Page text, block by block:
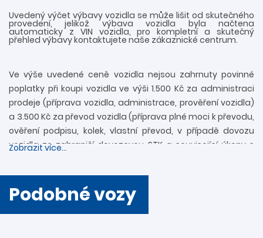
Uvedený výčet výbavy vozidla se může lišit od skutečného
provedení, jelikož výbava vozidla byla načtena
automaticky z VIN vozidla, pro kompletní a skutečný
přehled výbavy kontaktujete naše zákaznické centrum.
Ve výše uvedené ceně vozidla nejsou zahrnuty povinné
poplatky při koupi vozidla ve výši 1.500 Kč za administraci
prodeje (příprava vozidla, administrace, prověření vozidla)
a 3.500 Kč za převod vozidla (příprava plné moci k převodu,
ověření podpisu, kolek, vlastní převod, v případě dovozu
vozidla ze zahraničí dovozovou STK a související úkony s
prostřednictvím zákaznické linky 739 34 34 34 či přímo v
provozovně. Nejedná se o návrh na uzavření smlouvy
(nabídky) ve smyslu § 1731 a § 1732 zákona č. 89/2012 Sb.,
Občanského zákoníku. Společnost DAVO CAR s.r.o. si
Zobrazit více...
Podobné vozy